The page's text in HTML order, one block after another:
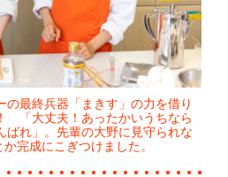
の最終兵器「まきす」の力を借り
「大丈夫！あったかいうちなら
ばれ」。先輩の大野に見守られな
完成にこぎつけました。